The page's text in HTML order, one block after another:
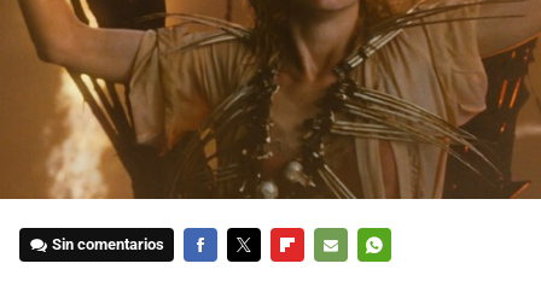
Sin comentarios